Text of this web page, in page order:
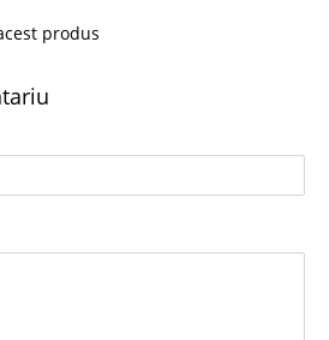
produs